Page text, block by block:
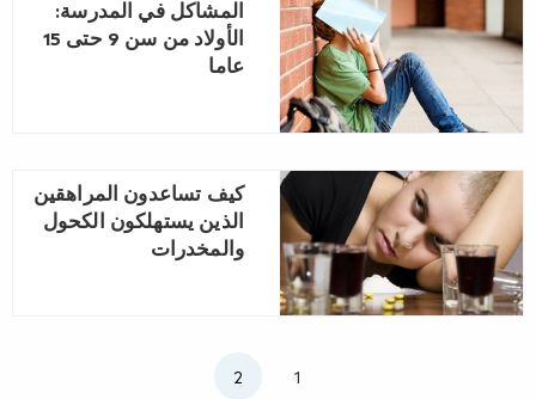
المشاكل في المدرسة:
الأولاد من سن 9 حتى 15
عاما
كيف تساعدون المراهقين
الذين يستهلكون الكحول
والمخدرات
1
2